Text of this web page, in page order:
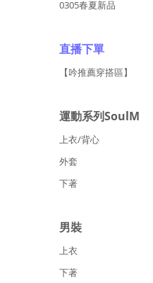
0305春夏新品
直播下單
【吟推薦穿搭區】
運動系列SoulM
上衣/背心
外套
下著
男裝
上衣
下著